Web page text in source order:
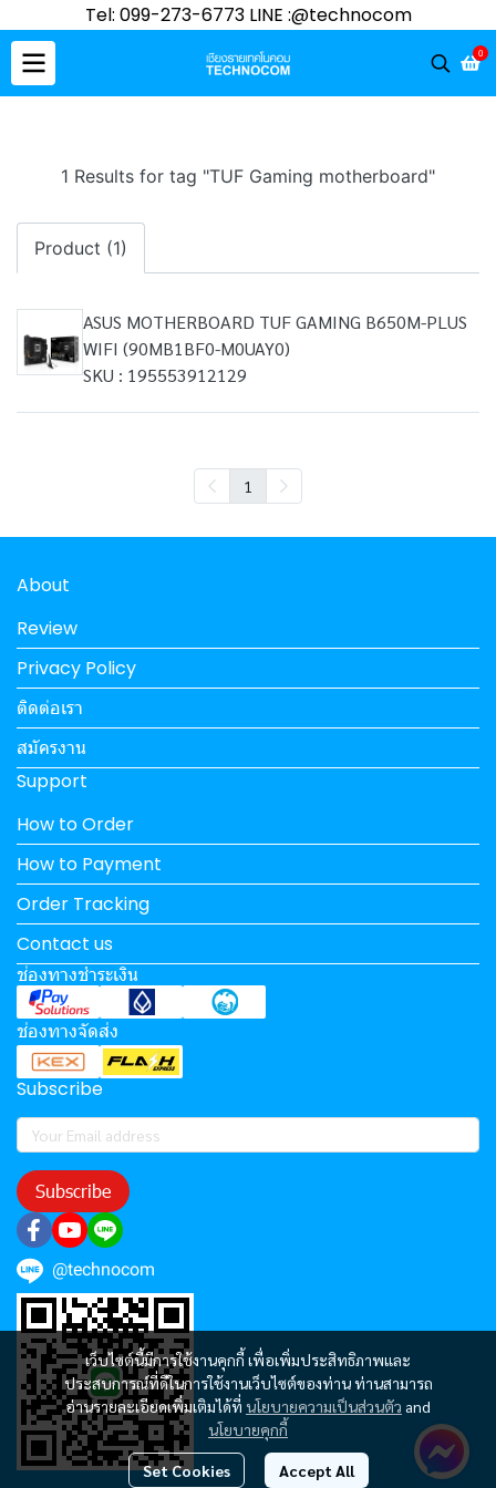
Tel: 099-273-6773 LINE :@technocom
0
1 Results for tag "TUF Gaming motherboard"
Product (1)
ASUS MOTHERBOARD TUF GAMING B650M-PLUS
WIFI (90MB1BF0-M0UAY0)
SKU : 195553912129
1
เว็บไซต์นี้มีการใช้งานคุกกี้ เพื่อเพิ่มประสิทธิภาพและ
ประสบการณ์ที่ดีในการใช้งานเว็บไซต์ของท่าน ท่านสามารถ
อ่านรายละเอียดเพิ่มเติมได้ที่ นโยบายความเป็นส่วนตัว and
นโยบายคุกกี้
Set Cookies Accept All
About
Review
Privacy Policy
ติดต่อเรา
สมัครงาน
Support
How to Order
How to Payment
Order Tracking
Contact us
ช่องทางชำระเงิน
ช่องทางจัดส่ง
Subscribe
Subscribe
@technocom